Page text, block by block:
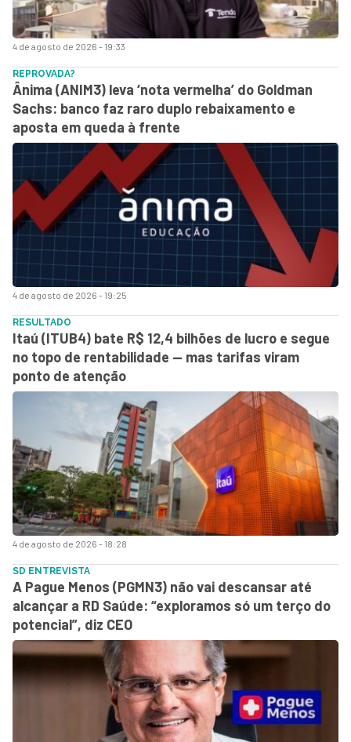
4 de agosto de 2026 - 19:33
4 de agosto de 2026 - 19:25
REPROVADA?
Ânima (ANIM3) leva ‘nota vermelha’ do Goldman
Sachs: banco faz raro duplo rebaixamento e
aposta em queda à frente
4 de agosto de 2026 - 18:28
RESULTADO
Itaú (ITUB4) bate R$ 12,4 bilhões de lucro e segue
no topo de rentabilidade — mas tarifas viram
ponto de atenção
SD ENTREVISTA
A Pague Menos (PGMN3) não vai descansar até
alcançar a RD Saúde: “exploramos só um terço do
potencial”, diz CEO